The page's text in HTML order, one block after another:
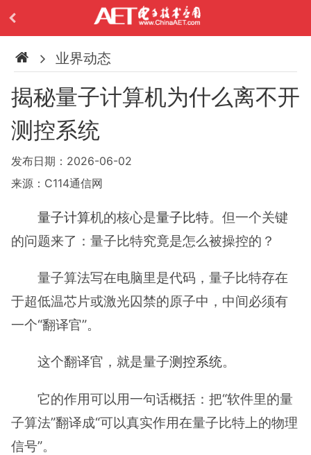
业界动态
揭秘量子计算机为什么离不开
测控系统
发布日期：2026-06-02
来源：C114通信网
量子计算机的核心是量子比特。但一个关键
的问题来了：量子比特究竟是怎么被操控的？
量子算法写在电脑里是代码，量子比特存在
于超低温芯片或激光囚禁的原子中，中间必须有
一个“翻译官”。
这个翻译官，就是量子测控系统。
它的作用可以用一句话概括：把“软件里的量
子算法”翻译成“可以真实作用在量子比特上的物理
信号”。